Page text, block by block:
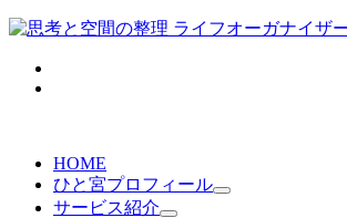
HOME
ひと宮プロフィール
サービス紹介